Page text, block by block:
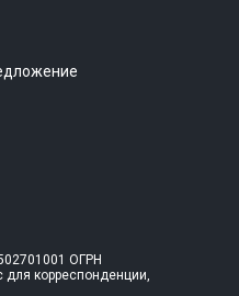
ОГРН
корреспонденции,